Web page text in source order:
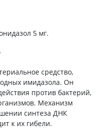
5 мг.
средство,
имидазола. Он
против бактерий,
Механизм
синтеза ДНК
к их гибели.